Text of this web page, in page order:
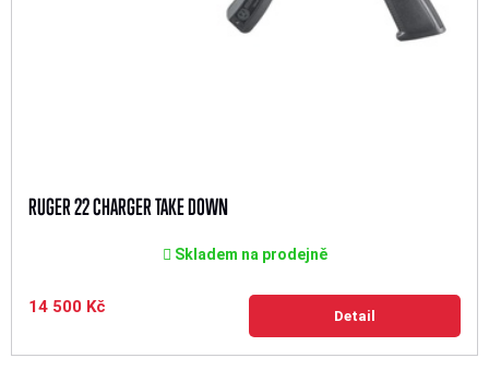
RUGER 22 CHARGER TAKE DOWN
Skladem na prodejně
14 500 Kč Detail